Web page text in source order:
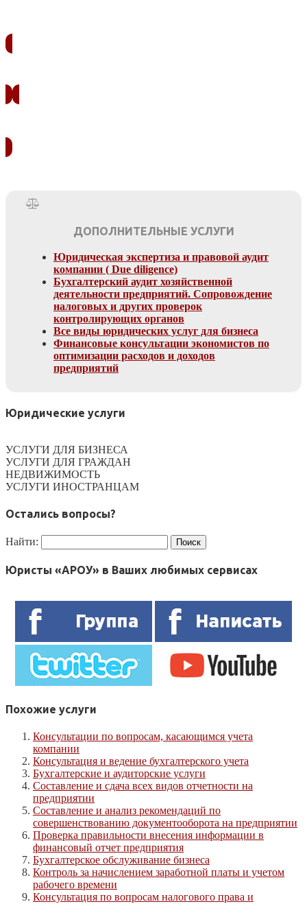
ДОПОЛНИТЕЛЬНЫЕ УСЛУГИ
Юридическая экспертиза и правовой аудит
компании ( Due diligence)
Бухгалтерский аудит хозяйственной
деятельности предприятий. Сопровождение
налоговых и других проверок
контролирующих органов
Все виды юридических услуг для бизнеса
Финансовые консультации экономистов по
оптимизации расходов и доходов
предприятий
Юридические услуги
УСЛУГИ ДЛЯ БИЗНЕСА
УСЛУГИ ДЛЯ ГРАЖДАН
НЕДВИЖИМОСТЬ
УСЛУГИ ИНОСТРАНЦАМ
Остались вопросы?
Найти:
Юристы «АРОУ» в Ваших любимых сервисах
Похожие услуги
Консультации по вопросам, касающимся учета
компании
Консультация и ведение бухгалтерского учета
Бухгалтерские и аудиторские услуги
Составление и сдача всех видов отчетности на
предприятии
Составление и анализ рекомендаций по
совершенствованию документооборота на предприятии
Проверка правильности внесения информации в
финансовый отчет предприятия
Бухгалтерское обслуживание бизнеса
Контроль за начислением заработной платы и учетом
рабочего времени
Консультация по вопросам налогового права и